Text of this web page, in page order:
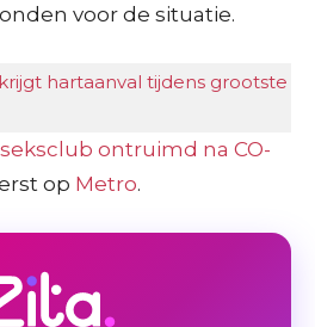
voor de situatie.
hartaanval tijdens grootste
ontruimd na CO-
op Metro.